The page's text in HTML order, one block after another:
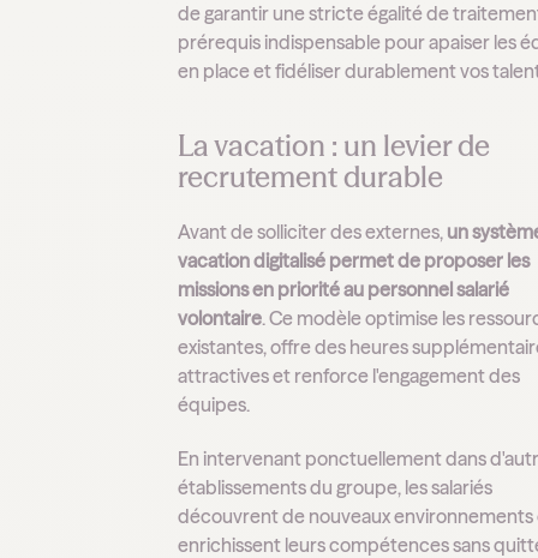
de garantir une stricte égalité de
prérequis indispensable pour apaiser les
en place et fidéliser durablement vos
La vacation : un levier de
recrutement durable
Avant de solliciter des externes, un
vacation digitalisé permet de proposer les
missions en priorité au personnel salarié
volontaire. Ce modèle optimise les
existantes, offre des heures
attractives et renforce l'engagement des
équipes.
En intervenant ponctuellement dans
établissements du groupe, les salariés
découvrent de nouveaux environnements
enrichissent leurs compétences sans